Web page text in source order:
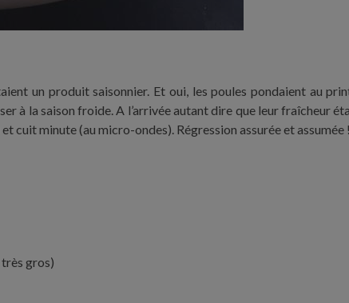
un produit saisonnier. Et oui, les poules pondaient au
à la saison froide. A l’arrivée autant dire que leur fraîcheur
cuit minute (au micro-ondes). Régression assurée et assumée !
gros)